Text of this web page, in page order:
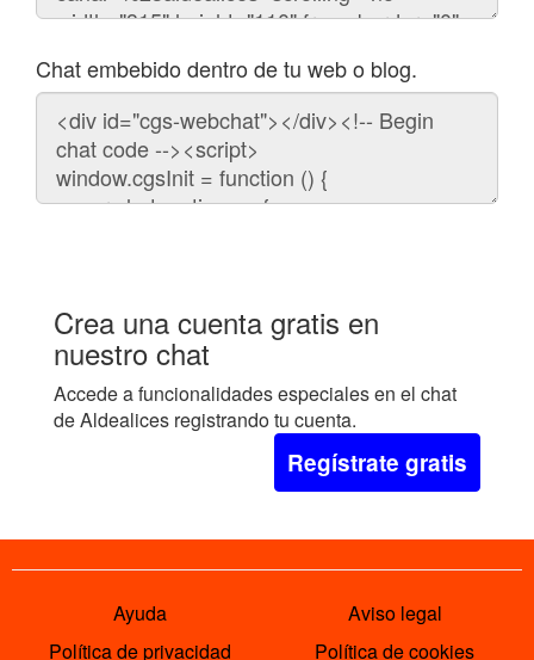
Chat embebido dentro de tu web o blog.
Código
para
embeber
chat
Crea una cuenta gratis en
nuestro chat
Accede a funcionalidades especiales en el chat
de Aldealices registrando tu cuenta.
Regístrate gratis
Ayuda
Aviso legal
Política de privacidad
Política de cookies